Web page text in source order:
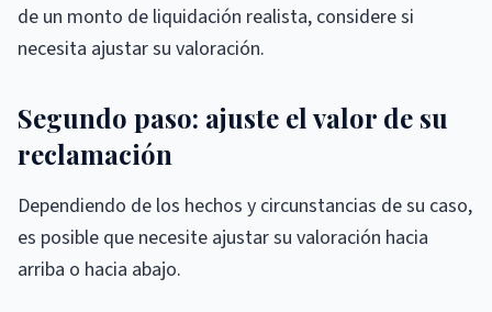
de un monto de liquidación realista, considere si
necesita ajustar su valoración.
Segundo paso: ajuste el valor de su
reclamación
Dependiendo de los hechos y circunstancias de su caso,
es posible que necesite ajustar su valoración hacia
arriba o hacia abajo.